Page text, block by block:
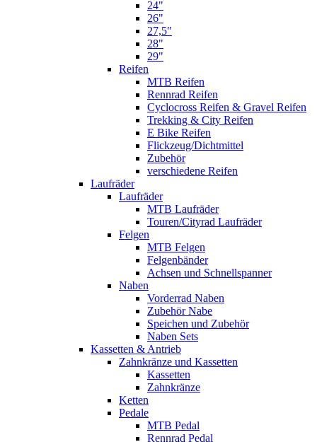
24"
26"
27,5"
28"
29"
Reifen
MTB Reifen
Rennrad Reifen
Cyclocross Reifen & Gravel Reifen
Trekking & City Reifen
E Bike Reifen
Flickzeug/Dichtmittel
Zubehör
verschiedene Reifen
Laufräder
Laufräder
MTB Laufräder
Touren/Cityrad Laufräder
Felgen
MTB Felgen
Felgenbänder
Achsen und Schnellspanner
Naben
Vorderrad Naben
Zubehör Nabe
Speichen und Zubehör
Naben Sets
Kassetten & Antrieb
Zahnkränze und Kassetten
Kassetten
Zahnkränze
Ketten
Pedale
MTB Pedal
Rennrad Pedal